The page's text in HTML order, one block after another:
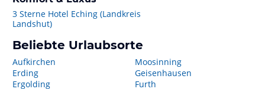
3 Sterne Hotel Eching (Landkreis
Landshut)
Beliebte Urlaubsorte
Aufkirchen
Erding
Ergolding
Moosinning
Geisenhausen
Furth